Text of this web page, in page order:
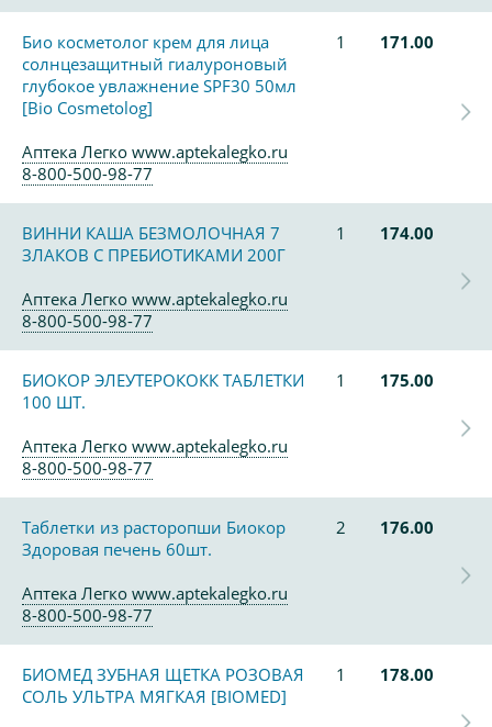
Био косметолог крем для лица
солнцезащитный гиалуроновый
глубокое увлажнение SPF30 50мл
[Bio Cosmetolog]
1 171.00
Аптека Легко www.aptekalegko.ru
8-800-500-98-77
ВИННИ КАША БЕЗМОЛОЧНАЯ 7
ЗЛАКОВ С ПРЕБИОТИКАМИ 200Г
1 174.00
Аптека Легко www.aptekalegko.ru
8-800-500-98-77
БИОКОР ЭЛЕУТЕРОКОКК ТАБЛЕТКИ
100 ШТ.
1 175.00
Аптека Легко www.aptekalegko.ru
8-800-500-98-77
Таблетки из расторопши Биокор
Здоровая печень 60шт.
2 176.00
Аптека Легко www.aptekalegko.ru
8-800-500-98-77
БИОМЕД ЗУБНАЯ ЩЕТКА РОЗОВАЯ
СОЛЬ УЛЬТРА МЯГКАЯ [BIOMED]
1 178.00